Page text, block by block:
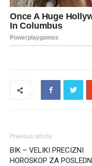
Previous article
BIK – VELIKI PRECIZNI
HOROSKOP ZA